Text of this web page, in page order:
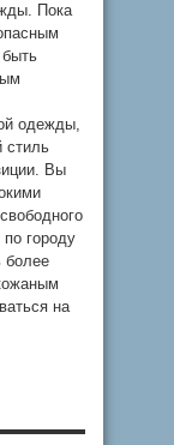
Пока
одежды,
стиль
Вы
городу
более
на